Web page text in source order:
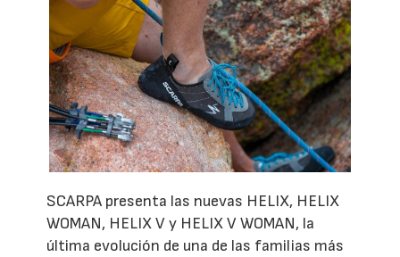
SCARPA presenta las nuevas HELIX, HELIX
WOMAN, HELIX V y HELIX V WOMAN, la
última evolución de una de las familias más